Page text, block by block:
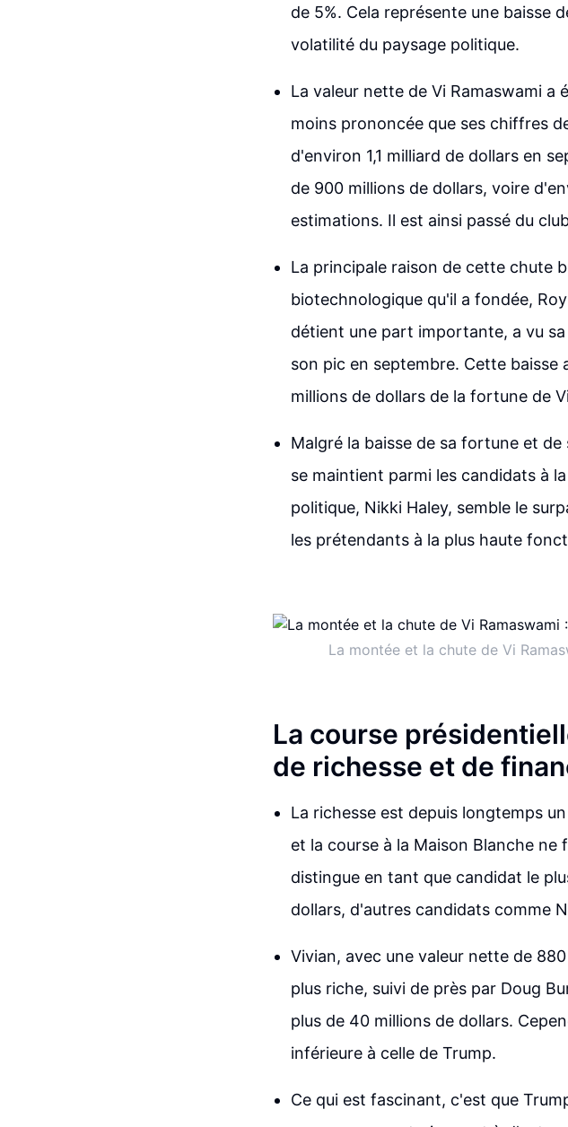
de 5%. Cela représente une baisse
volatilité du paysage politique.
La valeur nette de Vi Ramaswami a
moins prononcée que ses chiffres
d'environ 1,1 milliard de dollars en
de 900 millions de dollars, voire
estimations. Il est ainsi passé du
La principale raison de cette chute
biotechnologique qu'il a fondée,
détient une part importante, a vu
son pic en septembre. Cette
millions de dollars de la fortune de
Malgré la baisse de sa fortune et
se maintient parmi les candidats à
politique, Nikki Haley, semble le
les prétendants à la plus haute
La montée et la chute de Vi
La course
de richesse et de
La richesse est depuis longtemps
et la course à la Maison Blanche
distingue en tant que candidat le
dollars, d'autres candidats comme
Vivian, avec une valeur nette de
plus riche, suivi de près par Doug
plus de 40 millions de dollars.
inférieure à celle de Trump.
Ce qui est fascinant, c'est que